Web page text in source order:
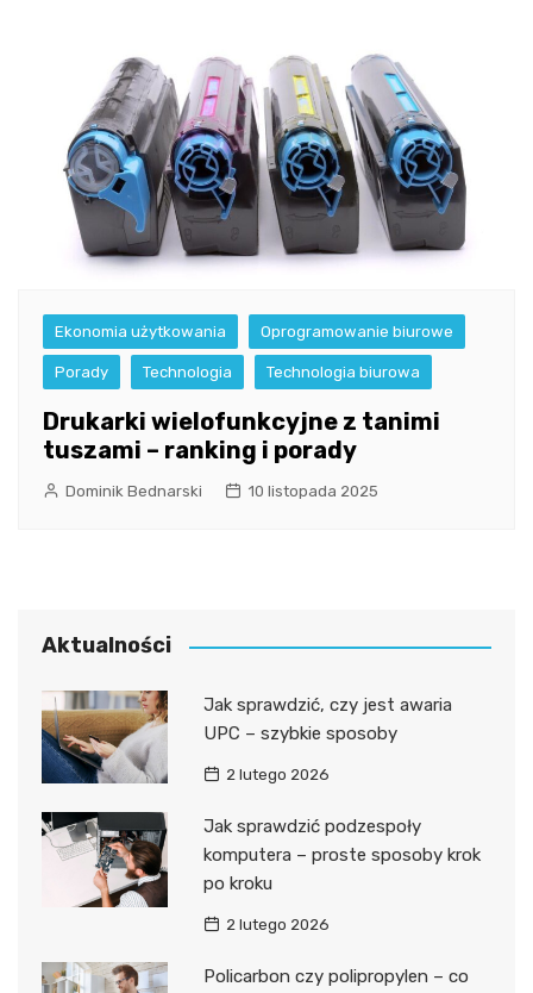
Ekonomia użytkowania Oprogramowanie biurowe
Porady Technologia Technologia biurowa
Drukarki wielofunkcyjne z tanimi
tuszami – ranking i porady
Dominik Bednarski 10 listopada 2025
Aktualności
Jak sprawdzić, czy jest awaria
UPC – szybkie sposoby
2 lutego 2026
Jak sprawdzić podzespoły
komputera – proste sposoby krok
po kroku
2 lutego 2026
Policarbon czy polipropylen – co